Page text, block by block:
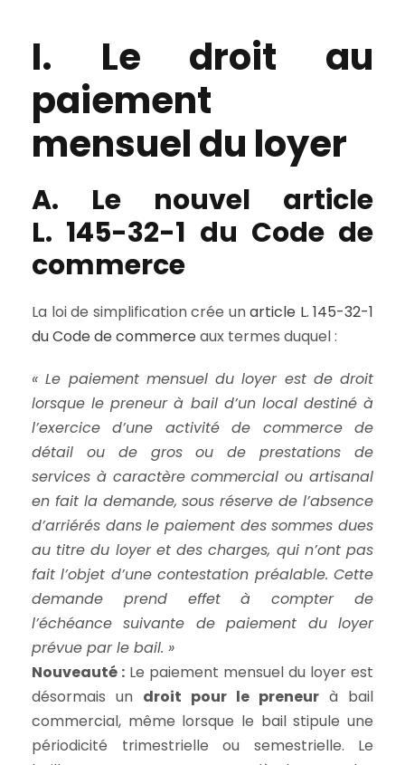
I. Le droit au
paiement
mensuel du loyer
A. Le nouvel article
L. 145-32-1 du Code de
commerce
La loi de simplification crée unarticle L. 145-32-1
du Code de commerceaux termes duquel :
« Le paiement mensuel du loyer est de droit
lorsque le preneur à bail d’un local destiné à
l’exercice d’une activité de commerce de
détail ou de gros ou de prestations de
services à caractère commercial ou artisanal
en fait la demande, sous réserve de l’absence
d’arriérés dans le paiement des sommes dues
au titre du loyer et des charges, qui n’ont pas
fait l’objet d’une contestation préalable. Cette
demande prend effet à compter de
l’échéance suivante de paiement du loyer
prévue par le bail. »
Nouveauté : Le paiement mensuel du loyer est
désormais un droit pour le preneur à bail
commercial, même lorsque le bail stipule une
périodicité trimestrielle ou semestrielle. Le